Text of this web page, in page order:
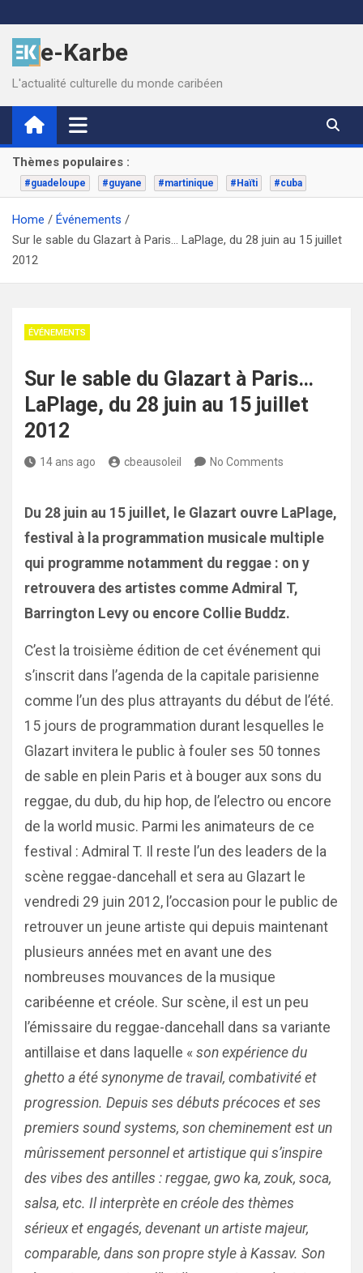
to
contente-Karbe
L'actualité culturelle du monde caribéen
Thèmes populaires :
#guadeloupe #guyane #martinique #Haïti #cuba
Home
Événements
Sur le sable du Glazart à Paris… LaPlage, du 28 juin au 15 juillet
2012
ÉVÉNEMENTS
Sur le sable du Glazart à Paris…
LaPlage, du 28 juin au 15 juillet
2012
14 ans ago cbeausoleil No Comments
Du 28 juin au 15 juillet, le Glazart ouvre LaPlage,
festival à la programmation musicale multiple
qui programme notamment du reggae : on y
retrouvera des artistes comme Admiral T,
Barrington Levy ou encore Collie Buddz.
C’est la troisième édition de cet événement qui
s’inscrit dans l’agenda de la capitale parisienne
comme l’un des plus attrayants du début de l’été.
15 jours de programmation durant lesquelles le
Glazart invitera le public à fouler ses 50 tonnes
de sable en plein Paris et à bouger aux sons du
reggae, du dub, du hip hop, de l’electro ou encore
de la world music. Parmi les animateurs de ce
festival : Admiral T. Il reste l’un des leaders de la
scène reggae-dancehall et sera au Glazart le
vendredi 29 juin 2012, l’occasion pour le public de
retrouver un jeune artiste qui depuis maintenant
plusieurs années met en avant une des
nombreuses mouvances de la musique
caribéenne et créole. Sur scène, il est un peu
l’émissaire du reggae-dancehall dans sa variante
antillaise et dans laquelle « son expérience du
ghetto a été synonyme de travail, combativité et
progression. Depuis ses débuts précoces et ses
premiers sound systems, son cheminement est un
mûrissement personnel et artistique qui s’inspire
des vibes des antilles : reggae, gwo ka, zouk, soca,
salsa, etc. Il interprète en créole des thèmes
sérieux et engagés, devenant un artiste majeur,
comparable, dans son propre style à Kassav. Son